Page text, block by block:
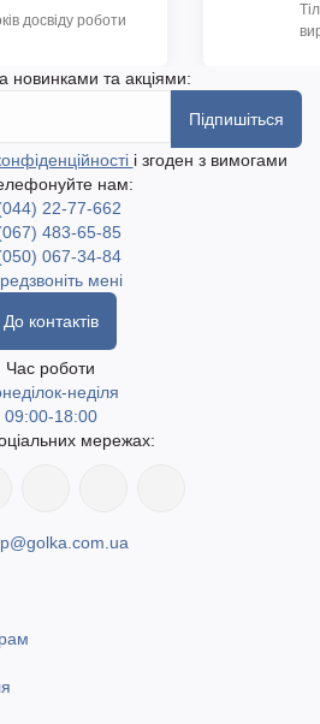
досвіду роботи
новинками та акціями:
Підпишіться
і згоден з вимогами
нам:
22-77-662
483-65-85
067-34-84
мені
До контактів
Час роботи
неділя
09:00-18:00
мережах: